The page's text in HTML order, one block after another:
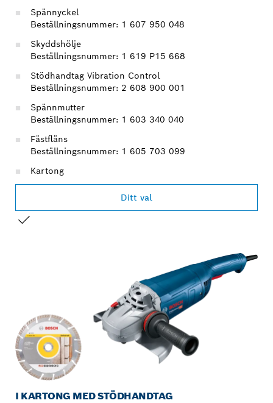
Spännyckel
Beställningsnummer: 1 607 950 048
Skyddshölje
Beställningsnummer: 1 619 P15 668
Stödhandtag Vibration Control
Beställningsnummer: 2 608 900 001
Spännmutter
Beställningsnummer: 1 603 340 040
Fästfläns
Beställningsnummer: 1 605 703 099
Kartong
Ditt val
I KARTONG MED STÖDHANDTAG